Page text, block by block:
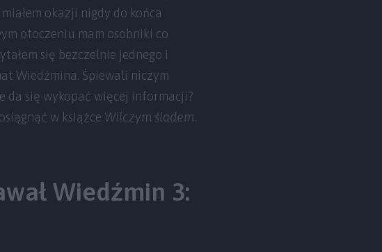
okazji nigdy do końca
otoczeniu mam osobniki co
się bezczelnie jednego i
Wiedźmina. Śpiewali niczym
da się wykopać więcej informacji?
w książce Wilczym śladem.
Wiedźmin 3: